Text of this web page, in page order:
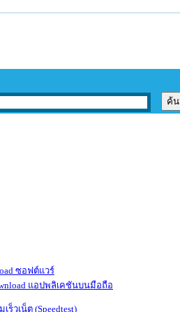
ซอฟต์แวร์
แอปพลิเคชันบนมือถือ
ร็วเน็ต (Speedtest)